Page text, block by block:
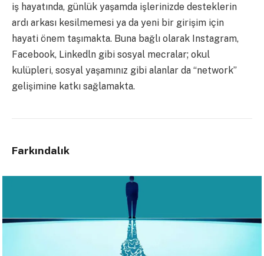
iş hayatında, günlük yaşamda işlerinizde desteklerin
ardı arkası kesilmemesi ya da yeni bir girişim için
hayati önem taşımakta. Buna bağlı olarak Instagram,
Facebook, Linkedln gibi sosyal mecralar; okul
kulüpleri, sosyal yaşamınız gibi alanlar da “network”
gelişimine katkı sağlamakta.
Farkındalık